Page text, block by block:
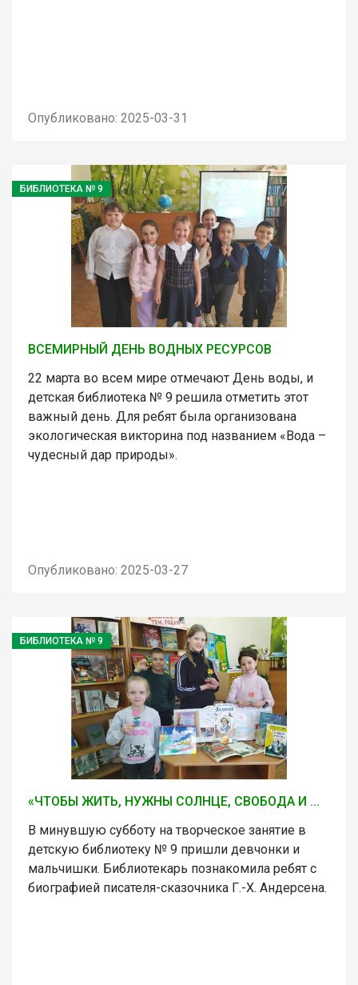
Опубликовано: 2025-03-31
БИБЛИОТЕКА № 9
ВСЕМИРНЫЙ ДЕНЬ ВОДНЫХ РЕСУРСОВ
22 марта во всем мире отмечают День воды, и
детская библиотека № 9 решила отметить этот
важный день. Для ребят была организована
экологическая викторина под названием «Вода –
чудесный дар природы».
Опубликовано: 2025-03-27
БИБЛИОТЕКА № 9
«ЧТОБЫ ЖИТЬ, НУЖНЫ СОЛНЦЕ, СВОБОДА И ...
В минувшую субботу на творческое занятие в
детскую библиотеку № 9 пришли девчонки и
мальчишки. Библиотекарь познакомила ребят с
биографией писателя-сказочника Г.-Х. Андерсена.